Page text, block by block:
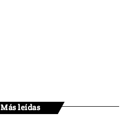
Más leídas